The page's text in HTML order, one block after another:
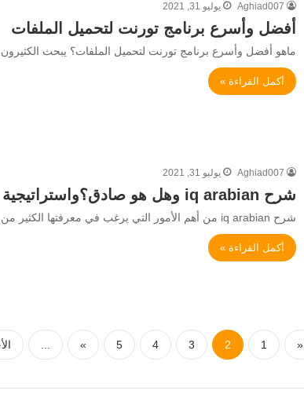
Aghiad007 يوليو 31, 2021
أفضل وأسرع برنامج تورنت لتحميل الملفات
ماهو أفضل وأسرع برنامج تورنت لتحميل الملفات؟ يبحث
أكمل القراءة »
Aghiad007 يوليو 31, 2021
شرح iq arabian وهل هو صادق؟واستراتيجية الربح منه
شرح iq arabian من أهم الأمور التي يرغب في معرفتها الكثير من المتعاملين موقع IQ ARABIAN، ويعتبر هذا الموقع من…
أكمل القراءة »
«
1
2
3
4
5
»